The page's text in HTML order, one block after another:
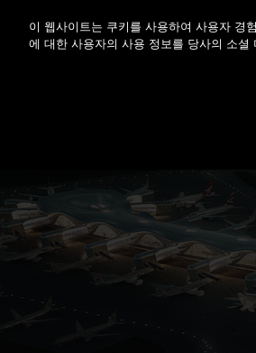
Enter 키를 눌러 기본 콘텐츠로 건너
이 웹사이트는 쿠키를 사용하여 사용자 경
에 대한 사용자의 사용 정보를 당사의 소